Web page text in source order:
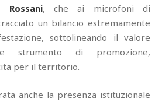
Rossani, che ai microfoni di
un bilancio estremamente
sottolineando il valore
strumento di promozione,
per il territorio.
anche la presenza istituzionale